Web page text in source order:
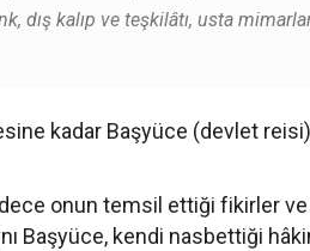
dış kalıp ve teşkilâtı, usta
kadar Başyüce (devlet reisi)
onun temsil ettiği fikirler
Başyüce, kendi nasbettiği